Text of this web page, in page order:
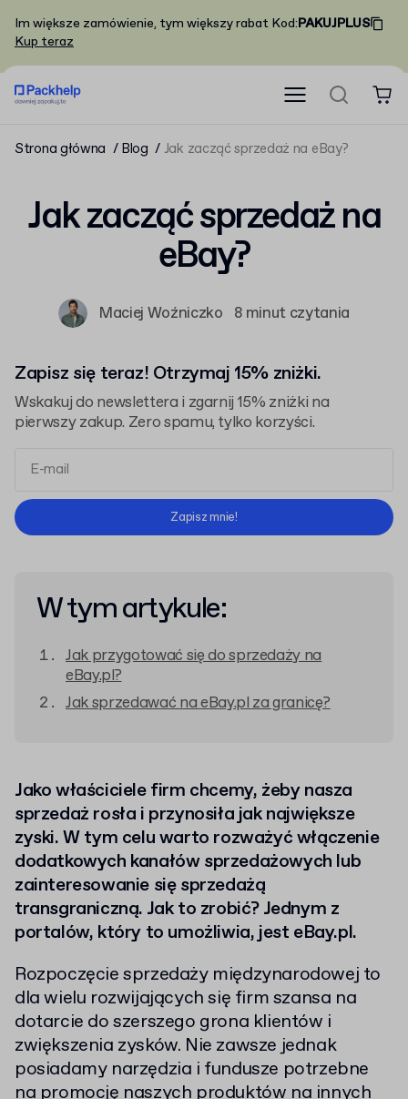
Im większe zamówienie, tym większy rabat Kod:PAKUJPLUS
Kup teraz
Strona główna Blog Jak zacząć sprzedaż na eBay?
Jak zacząć sprzedaż na
eBay?
Maciej Woźniczko 8 minut czytania
Zapisz się teraz! Otrzymaj 15% zniżki.
Wskakuj do newslettera i zgarnij 15% zniżki na
pierwszy zakup. Zero spamu, tylko korzyści.
Regulaminem Polityką Prywatności
Zapisz mnie!
W tym artykule:
Jak przygotować się do sprzedaży na
eBay.pl?
Jak sprzedawać na eBay.pl za granicę?
Jako właściciele firm chcemy, żeby nasza
sprzedaż rosła i przynosiła jak największe
zyski. W tym celu warto rozważyć włączenie
dodatkowych kanałów sprzedażowych lub
zainteresowanie się sprzedażą
transgraniczną. Jak to zrobić? Jednym z
portalów, który to umożliwia, jest eBay.pl.
Rozpoczęcie sprzedaży międzynarodowej to
dla wielu rozwijających się firm szansa na
dotarcie do szerszego grona klientów i
zwiększenia zysków. Nie zawsze jednak
posiadamy narzędzia i fundusze potrzebne
na promocję naszych produktów na innych